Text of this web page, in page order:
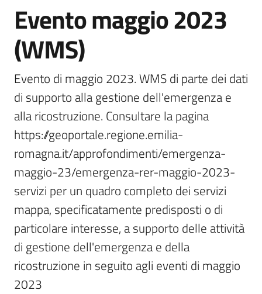
Visualizza
dati
line
Scarica
i
dati
Approfondimenti
Archivio
Salta al contenuto
Evento maggio 2023
(WMS)
Evento di maggio 2023. WMS di parte dei dati
di supporto alla gestione dell'emergenza e
alla ricostruzione. Consultare la pagina
https://geoportale.regione.emilia-
romagna.it/approfondimenti/emergenza-
maggio-23/emergenza-rer-maggio-2023-
servizi per un quadro completo dei servizi
mappa, specificatamente predisposti o di
particolare interesse, a supporto delle attività
di gestione dell'emergenza e della
ricostruzione in seguito agli eventi di maggio
2023